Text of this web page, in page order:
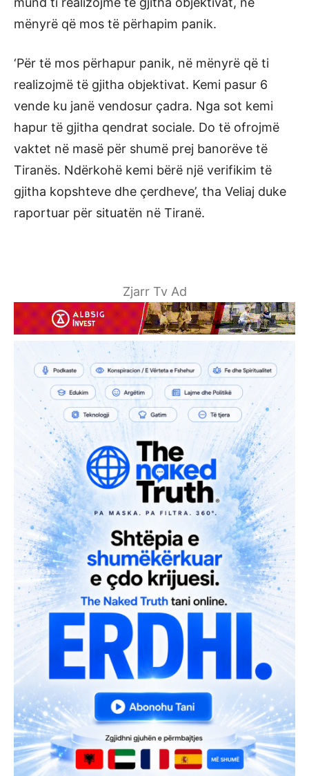
mënyrë që mos të përhapim panik.
‘Për të mos përhapur panik, në mënyrë që ti
realizojmë të gjitha objektivat. Kemi pasur 6
vende ku janë vendosur çadra. Nga sot kemi
hapur të gjitha qendrat sociale. Do të ofrojmë
vaktet në masë për shumë prej banorëve të
Tiranës. Ndërkohë kemi bërë një verifikim të
gjitha kopshteve dhe çerdheve’, tha Veliaj duke
raportuar për situatën në Tiranë.
Zjarr Tv Ad